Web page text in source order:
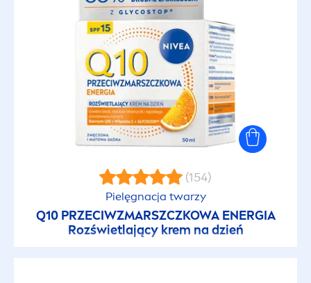
(154)
Pielęgnacja twarzy
Q10 PRZECIWZMARSZCZKOWA ENERGIA
Rozświetlający krem na dzień